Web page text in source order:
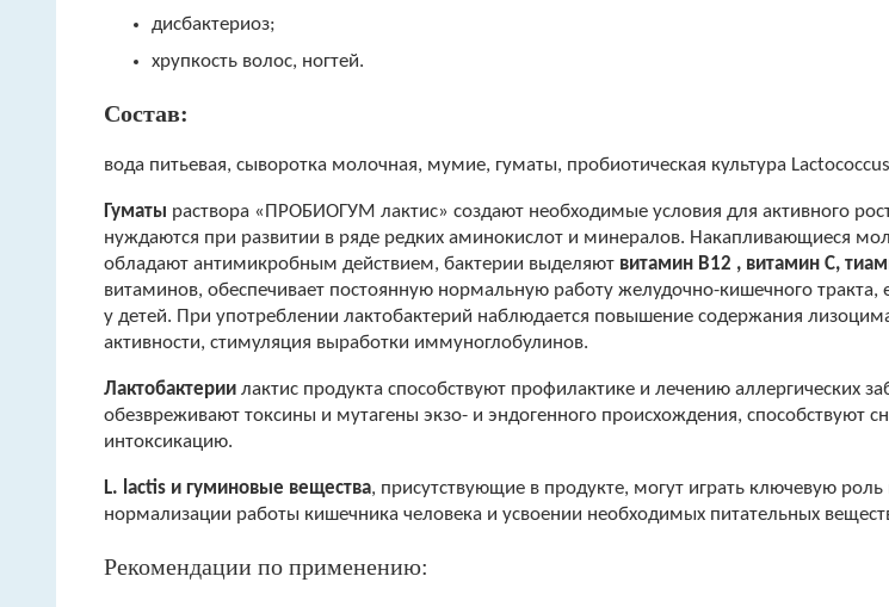
дисбактериоз;
хрупкость волос, ногтей.
Состав:
вода питьевая, сыворотка молочная, мумие, гуматы, пробиотическая культура
Гуматы раствора «ПРОБИОГУМ лактис» создают необходимые условия для активного
нуждаются при развитии в ряде редких аминокислот и минералов. Накапливающиеся
обладают антимикробным действием, бактерии выделяют витамин В12 , витамин С,
витаминов, обеспечивает постоянную нормальную работу желудочно-кишечного
у детей. При употреблении лактобактерий наблюдается повышение содержания
активности, стимуляция выработки иммуноглобулинов.
Лактобактерии лактис продукта способствуют профилактике и лечению аллергических
обезвреживают токсины и мутагены экзо- и эндогенного происхождения,
интоксикацию.
L. lactis и гуминовые вещества, присутствующие в продукте, могут играть ключевую
нормализации работы кишечника человека и усвоении необходимых питательных
Рекомендации по применению: